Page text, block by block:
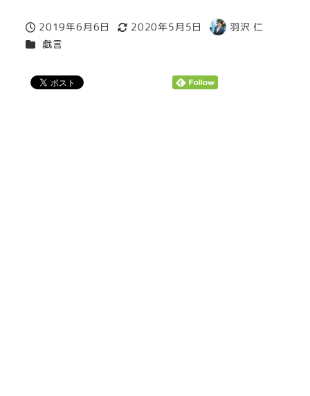
投稿日
2019年6月6日
更新日
2020年5月5日
著
羽沢 仁
カテゴリー
戯言